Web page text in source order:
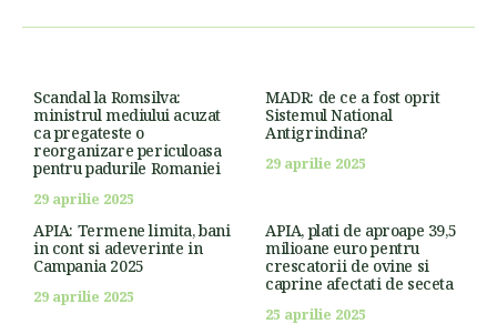
Scandal la Romsilva:
ministrul mediului acuzat
ca pregateste o
reorganizare periculoasa
pentru padurile Romaniei
29 aprilie 2025
MADR: de ce a fost oprit
Sistemul National
Antigrindina?
29 aprilie 2025
APIA: Termene limita, bani
in cont si adeverinte in
Campania 2025
29 aprilie 2025
APIA, plati de aproape 39,5
milioane euro pentru
crescatorii de ovine si
caprine afectati de seceta
25 aprilie 2025